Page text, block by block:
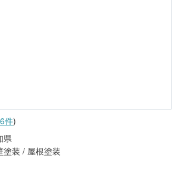
6件)
県
塗装 / 屋根塗装